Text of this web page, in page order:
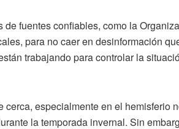
fuentes confiables, como la
para no caer en desinformación
trabajando para controlar la
especialmente en el hemisferio
la temporada invernal. Sin